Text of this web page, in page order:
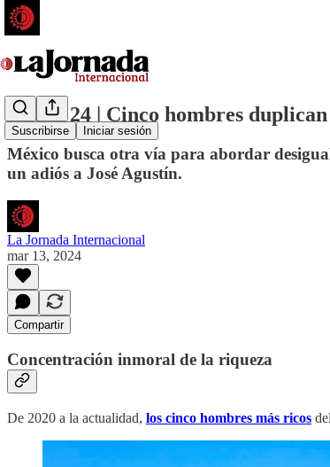
Suscribirse Iniciar sesión
19 ene 24 | Cinco hombres
México busca otra vía para abordar
un adiós a José Agustín.
La Jornada Internacional
mar 13, 2024
Compartir
Concentración inmoral de la riqueza
De 2020 a la actualidad, los cinco hombres más ricos